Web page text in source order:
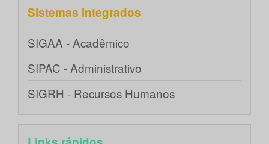
Sistemas integrados
SIGAA - Acadêmico
SIPAC - Administrativo
SIGRH - Recursos Humanos